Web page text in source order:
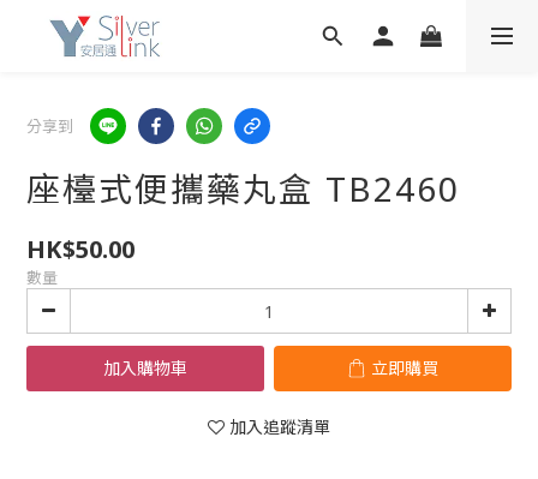
分享到
座檯式便攜藥丸盒 TB2460
HK$50.00
數量
加入購物車 立即購買
加入追蹤清單